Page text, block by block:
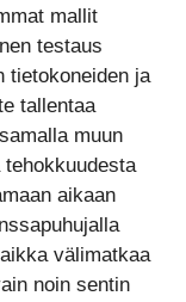
mallit
testaus
tietokoneiden ja
tallentaa
muun
aikaan
välimatkaa
noin sentin